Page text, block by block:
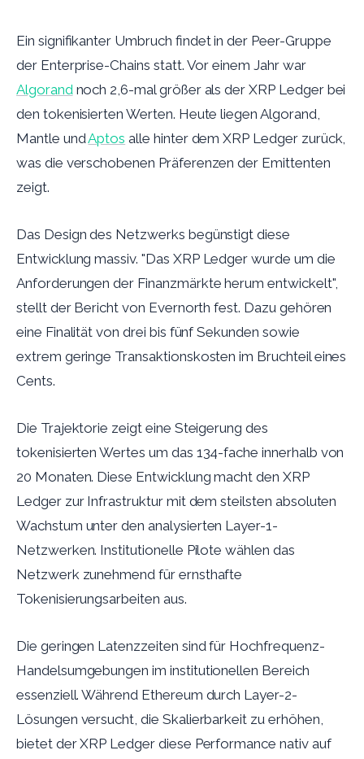
Ein signifikanter Umbruch findet in der Peer-Gruppe
der Enterprise-Chains statt. Vor einem Jahr war
Algorandnoch 2,6-mal größer als der XRP Ledger bei
den tokenisierten Werten. Heute liegen Algorand,
Mantle undAptos alle hinter dem XRP Ledger zurück,
was die verschobenen Präferenzen der Emittenten
zeigt.
Das Design des Netzwerks begünstigt diese
Entwicklung massiv. "Das XRP Ledger wurde um die
Anforderungen der Finanzmärkte herum entwickelt",
stellt der Bericht von Evernorth fest. Dazu gehören
eine Finalität von drei bis fünf Sekunden sowie
extrem geringe Transaktionskosten im Bruchteil eines
Cents.
Die Trajektorie zeigt eine Steigerung des
tokenisierten Wertes um das 134-fache innerhalb von
20 Monaten. Diese Entwicklung macht den XRP
Ledger zur Infrastruktur mit dem steilsten absoluten
Wachstum unter den analysierten Layer-1-
Netzwerken. Institutionelle Pilote wählen das
Netzwerk zunehmend für ernsthafte
Tokenisierungsarbeiten aus.
Die geringen Latenzzeiten sind für Hochfrequenz-
Handelsumgebungen im institutionellen Bereich
essenziell. Während Ethereum durch Layer-2-
Lösungen versucht, die Skalierbarkeit zu erhöhen,
bietet der XRP Ledger diese Performance nativ auf